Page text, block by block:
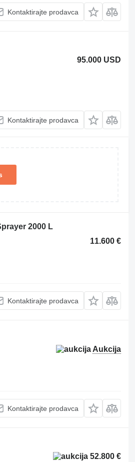
Kontaktirajte prodavca
95.000 USD
Kontaktirajte prodavca
2000 L
11.600 €
Kontaktirajte prodavca
Aukcija
Kontaktirajte prodavca
52.800 €